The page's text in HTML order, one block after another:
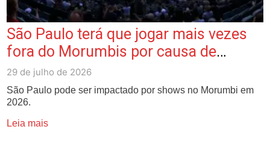
São Paulo terá que jogar mais vezes
fora do Morumbis por causa de
shows em 2026? Checamos
29 de julho de 2026
São Paulo pode ser impactado por shows no Morumbi em
2026.
Leia mais